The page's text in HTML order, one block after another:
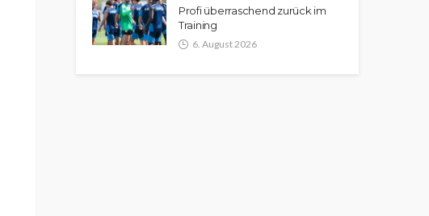
Profi überraschend zurück im
Training
6. August 2026